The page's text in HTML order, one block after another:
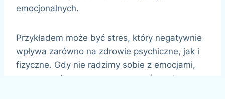
emocjonalnych.
Przykładem może być stres, który negatywnie
wpływa zarówno na zdrowie psychiczne, jak i
fizyczne. Gdy nie radzimy sobie z emocjami,
nasz organizm zaczyna reagować na stres